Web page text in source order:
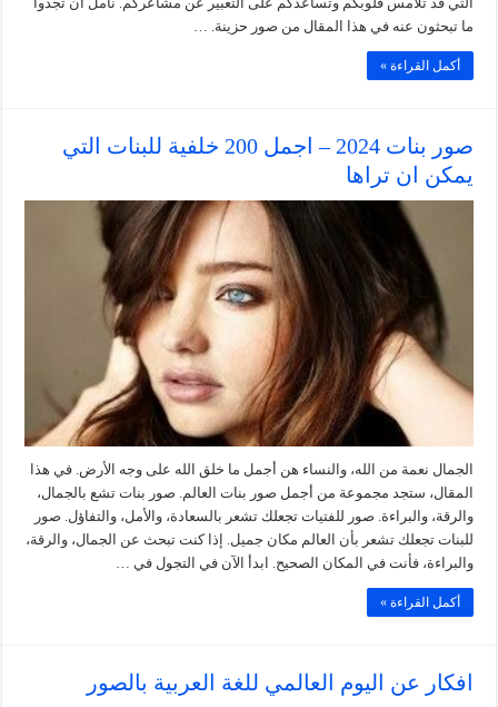
ما تبحثون عنه في هذا المقال من صور حزينة. …
أكمل القراءة »
صور بنات 2024 – اجمل 200 خلفية للبنات التي
يمكن ان تراها
الجمال نعمة من الله، والنساء هن أجمل ما خلق الله على وجه الأرض. في هذا
المقال، ستجد مجموعة من أجمل صور بنات العالم. صور بنات تشع بالجمال،
والرقة، والبراءة. صور للفتيات تجعلك تشعر بالسعادة، والأمل، والتفاؤل. صور
للبنات تجعلك تشعر بأن العالم مكان جميل. إذا كنت تبحث عن الجمال، والرقة،
والبراءة، فأنت في المكان الصحيح. ابدأ الآن في التجول في …
أكمل القراءة »
افكار عن اليوم العالمي للغة العربية بالصور